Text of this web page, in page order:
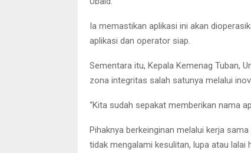
Ia memastikan aplikasi ini akan
aplikasi dan operator siap.
Sementara itu, Kepala Kemenag Tuban,
zona integritas salah satunya melalui
“Kita sudah sepakat memberikan nama
Pihaknya berkeinginan melalui kerja
tidak mengalami kesulitan, lupa atau